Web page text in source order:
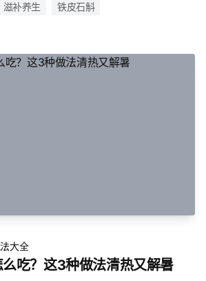
滋补养生 铁皮石斛
大全
吃？这3种做法清热又解暑